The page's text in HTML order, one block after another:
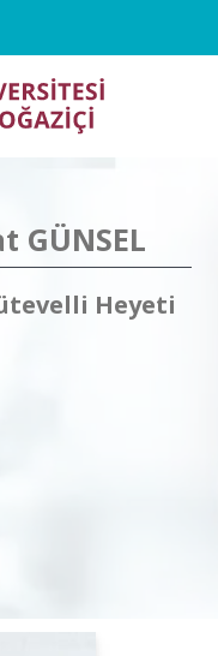
GÜNSEL
Heyeti